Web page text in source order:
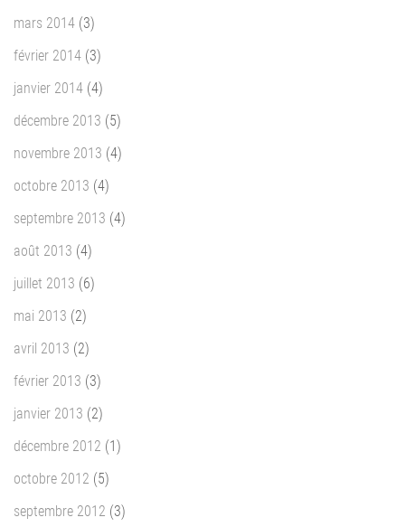
mars 2014 (3)
février 2014 (3)
janvier 2014 (4)
décembre 2013 (5)
novembre 2013 (4)
octobre 2013 (4)
septembre 2013 (4)
août 2013 (4)
juillet 2013 (6)
mai 2013 (2)
avril 2013 (2)
février 2013 (3)
janvier 2013 (2)
décembre 2012 (1)
octobre 2012 (5)
septembre 2012 (3)